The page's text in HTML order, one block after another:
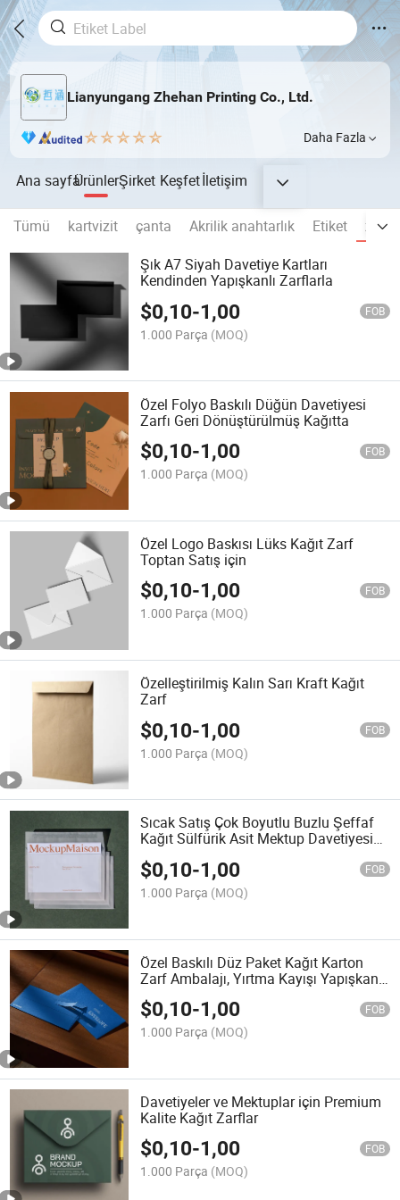
Lianyungang Zhehan Printing Co., Ltd.
Daha Fazla
Ana sayfaÜrünlerŞirket Keşfetİletişim
Tümü kartvizit çanta Akrilik anahtarlık Etiket
zarf
Şık A7 Siyah Davetiye Kartları
Kendinden Yapışkanlı Zarflarla
$0,10-1,00 FOB
1.000 Parça (MOQ)
Özel Folyo Baskılı Düğün Davetiyesi
Zarfı Geri Dönüştürülmüş Kağıtta
$0,10-1,00 FOB
1.000 Parça (MOQ)
Özel Logo Baskısı Lüks Kağıt Zarf
Toptan Satış için
$0,10-1,00 FOB
1.000 Parça (MOQ)
Özelleştirilmiş Kalın Sarı Kraft Kağıt
Zarf
$0,10-1,00 FOB
1.000 Parça (MOQ)
Sıcak Satış Çok Boyutlu Buzlu Şeffaf
Kağıt Sülfürik Asit Mektup Davetiyesi
Ambalaj Torbası Baskısız Zarf Mum
Mühürleri için
$0,10-1,00 FOB
1.000 Parça (MOQ)
Özel Baskılı Düz Paket Kağıt Karton
Zarf Ambalajı, Yırtma Kayışı Yapışkan
Mühürlü Bozuk Para Cebi Zarf
$0,10-1,00 FOB
1.000 Parça (MOQ)
Davetiyeler ve Mektuplar için Premium
Kalite Kağıt Zarflar
$0,10-1,00 FOB
1.000 Parça (MOQ)